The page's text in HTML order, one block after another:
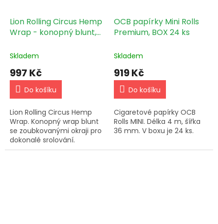
Lion Rolling Circus Hemp
Wrap - konopný blunt,
Skladem
997 Kč
Do košíku
Lion Rolling Circus Hemp
Wrap. Konopný wrap blunt
se zoubkovanými okraji pro
dokonalé srolování.
Vzduchotěsně zabalený
OCB papírky Mini Rolls
Premium, BOX 24 ks
Skladem
919 Kč
Do košíku
Cigaretové papírky OCB
Rolls MINI. Délka 4 m, šířka
36 mm. V boxu je 24 ks.